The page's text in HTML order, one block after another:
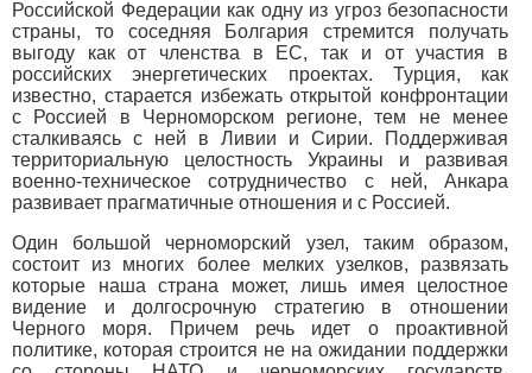
Российской Федерации как одну из угроз безопасности
страны, то соседняя Болгария стремится получать
выгоду как от членства в ЕС, так и от участия в
российских энергетических проектах. Турция, как
известно, старается избежать открытой конфронтации
с Россией в Черноморском регионе, тем не менее
сталкиваясь с ней в Ливии и Сирии. Поддерживая
территориальную целостность Украины и развивая
военно-техническое сотрудничество с ней, Анкара
развивает прагматичные отношения и с Россией.
Один большой черноморский узел, таким образом,
состоит из многих более мелких узелков, развязать
которые наша страна может, лишь имея целостное
видение и долгосрочную стратегию в отношении
Черного моря. Причем речь идет о проактивной
политике, которая строится не на ожидании поддержки